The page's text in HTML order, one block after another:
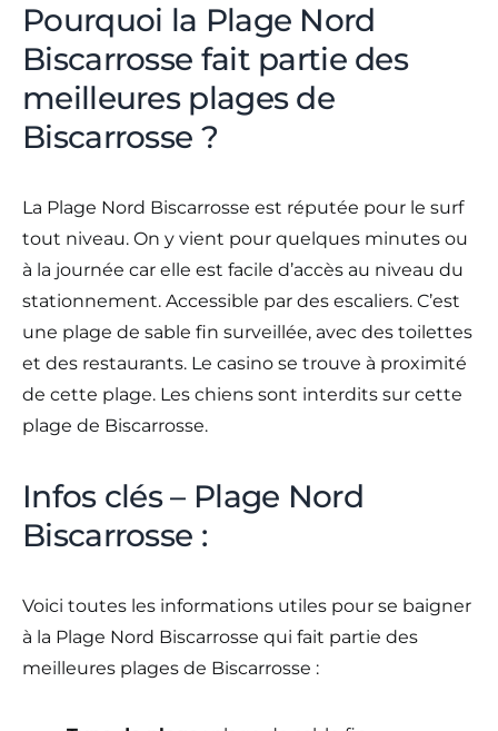
Pourquoi la Plage Nord
Biscarrosse fait partie des
meilleures plages de
Biscarrosse ?
La Plage Nord Biscarrosse est réputée pour le surf
tout niveau. On y vient pour quelques minutes ou
à la journée car elle est facile d’accès au niveau du
stationnement. Accessible par des escaliers. C’est
une plage de sable fin surveillée, avec des toilettes
et des restaurants. Le casino se trouve à proximité
de cette plage. Les chiens sont interdits sur cette
plage de Biscarrosse.
Infos clés – Plage Nord
Biscarrosse :
Voici toutes les informations utiles pour se baigner
à la Plage Nord Biscarrosse qui fait partie des
meilleures plages de Biscarrosse :